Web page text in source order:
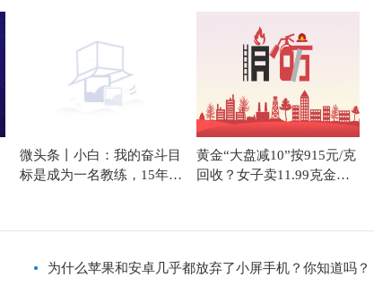
微头条丨小白：我的奋斗目
标是成为一名教练，15年后
黄金“大盘减10”按915元/克
回收？女子卖11.99克金镯
为什么苹果和安卓几乎都放弃了小屏手机？你知道吗？